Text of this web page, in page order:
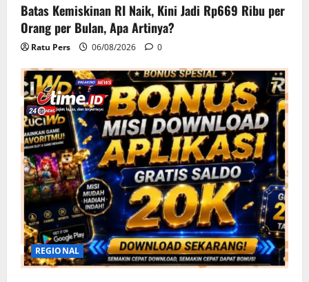
Batas Kemiskinan RI Naik, Kini Jadi Rp669 Ribu per
Orang per Bulan, Apa Artinya?
Ratu Pers 06/08/2026 0
REGIONAL